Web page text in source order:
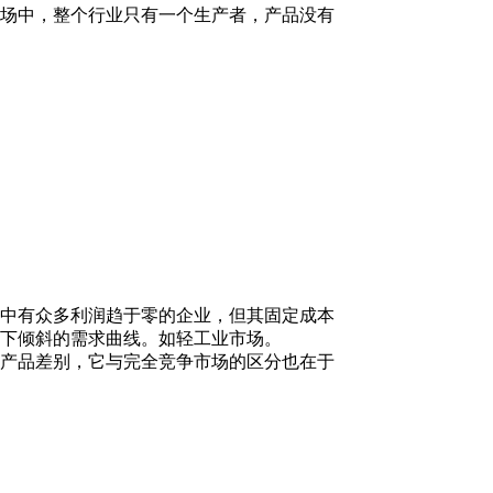
，整个行业只有一个生产者，产品没有
众多利润趋于零的企业，但其固定成本
倾斜的需求曲线。如轻工业市场。
差别，它与完全竞争市场的区分也在于